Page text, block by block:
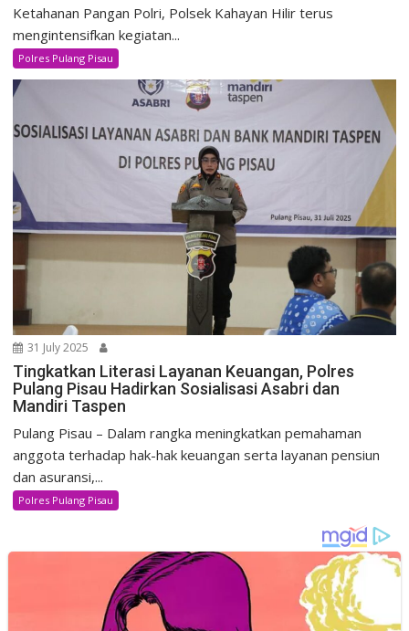
Ketahanan Pangan Polri, Polsek Kahayan Hilir terus
mengintensifkan kegiatan...
Polres Pulang Pisau
31 July 2025
Tingkatkan Literasi Layanan Keuangan, Polres
Pulang Pisau Hadirkan Sosialisasi Asabri dan
Mandiri Taspen
Pulang Pisau – Dalam rangka meningkatkan pemahaman
anggota terhadap hak-hak keuangan serta layanan pensiun
dan asuransi,...
Polres Pulang Pisau